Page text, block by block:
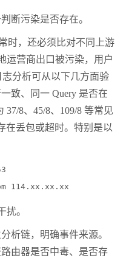
污染是否存在。
，还必须比对不同上游
运营商出口被污染，用户
分析可从以下几方面验
致、同一 Query 是否在
8、45/8、109/8 等常见
在丢包或超时。特别是以
114.xx.xx.xx
。
链，明确事件来源。
由器是否中毒、是否存